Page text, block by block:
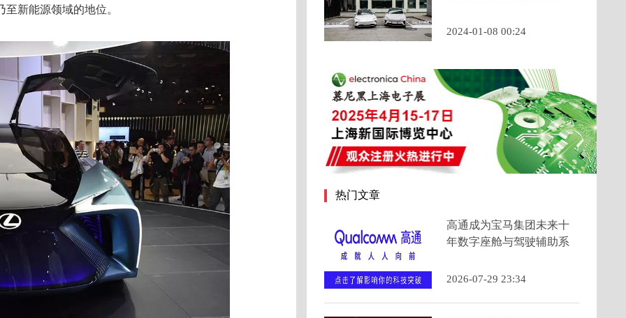
新能源领域的地位。
2024-01-08 00:24
热门文章
高通成为宝马集团未来十
年数字座舱与驾驶辅助系
2026-07-29 23:34